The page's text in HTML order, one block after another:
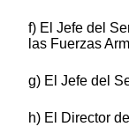
f) El Jefe del
las Fuerzas
g) El Jefe del
h) El Director